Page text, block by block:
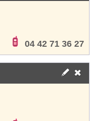
04 42 71 36 27